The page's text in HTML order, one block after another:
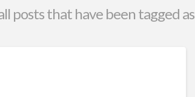
posts that have been tagged as